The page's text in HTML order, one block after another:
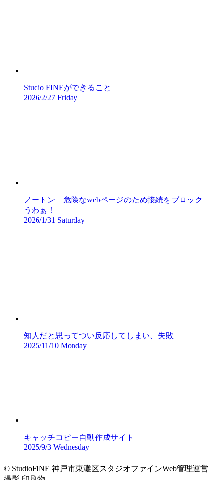
Studio FINEができること
2026/2/27 Friday
ノートン 危険なwebページのため接続をブロック
うわぁ！
2026/1/31 Saturday
知人だと思ってつい反応してしまい、失敗
2025/11/10 Monday
キャッチコピー自動作成サイト
2025/9/3 Wednesday
© StudioFINE 神戸市東灘区スタジオファインWeb管理運営